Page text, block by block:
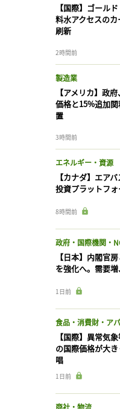
【国際】ゴール
料水アクセスの
刷新
2時間前
製造業
【アメリカ】政
価格と15%追加
置
3時間前
エネルギー・資源
【カナダ】エア
投資プラットフ
8時間前
政府・国際機関・
【日本】内閣官
を強化へ。需要
1日前
食品・消費財・ア
【国際】異常気
の国際価格が大
唱
1日前
商社・物流